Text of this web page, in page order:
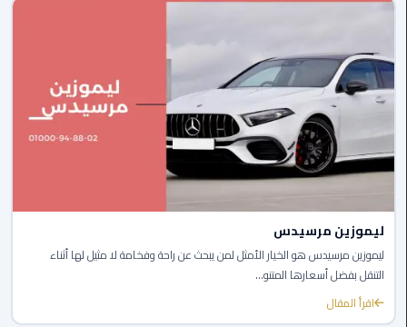
بورسعيد
ليموزين
الشرقية
ليموزين
بنها
ليموزين
العبور
ليموزين
6
ليموزين مرسيدس
ليموزين مرسيدس هو الخيار الأمثل لمن يبحث عن راحة وفخامة لا مثيل لها أثناء
التنقل بفضل أسعارها المتنو...
اقرأ المقال